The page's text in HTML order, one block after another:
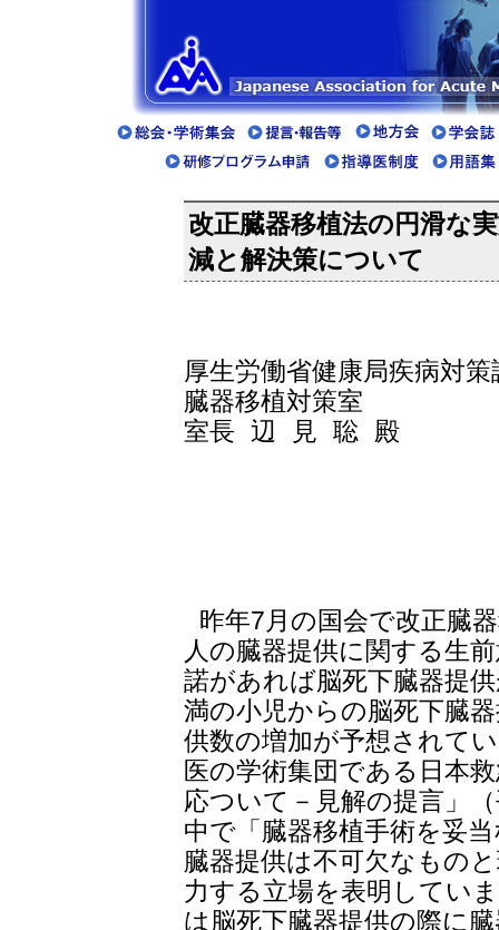
改正臓器移植法の円滑な
減と解決策について
厚生労働省健康局疾病対策
臓器移植対策室
室長辺見聡殿
昨年7月の国会で改正臓
人の臓器提供に関する生
諾があれば脳死下臓器提
満の小児からの脳死下臓
供数の増加が予想されて
医の学術集団である日本
応ついて－見解の提言」
中で「臓器移植手術を妥
臓器提供は不可欠なもの
力する立場を表明してい
は脳死下臓器提供の際に